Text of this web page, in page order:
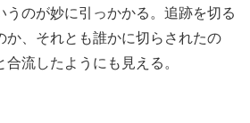
うのが妙に引っかかる。追跡を切る
か、それとも誰かに切らされたの
流したようにも見える。